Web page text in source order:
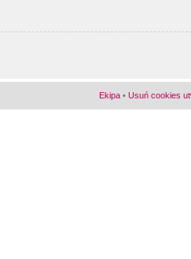
Ekipa • Usuń cookies